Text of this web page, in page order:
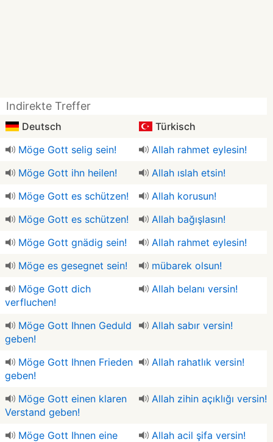
Indirekte Treffer
Deutsch
Türkisch
Möge Gott selig sein!
Allah rahmet eylesin!
Möge Gott ihn heilen!
Allah ıslah etsin!
Möge Gott es schützen!
Allah korusun!
Möge Gott es schützen!
Allah bağışlasın!
Möge Gott gnädig sein!
Allah rahmet eylesin!
Möge es gesegnet sein!
mübarek olsun!
Möge Gott dich
verfluchen!
Allah belanı versin!
Möge Gott Ihnen Geduld
geben!
Allah sabır versin!
Möge Gott Ihnen Frieden
geben!
Allah rahatlık versin!
Möge Gott einen klaren
Verstand geben!
Allah zihin açıklığı versin!
Möge Gott Ihnen eine
Allah acil şifa versin!